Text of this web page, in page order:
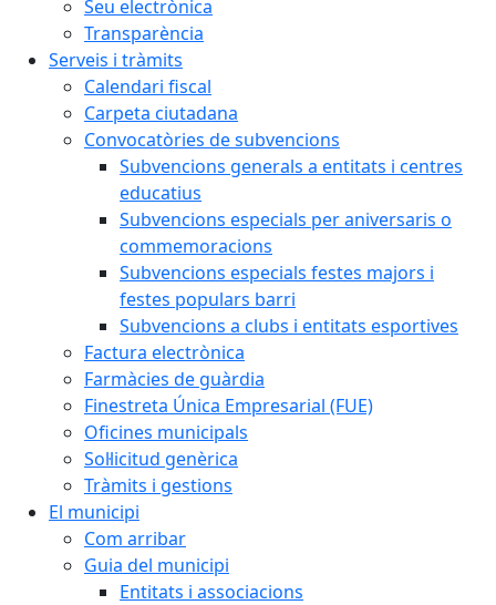
Seu electrònica
Transparència
Serveis i tràmits
Calendari fiscal
Carpeta ciutadana
Convocatòries de subvencions
Subvencions generals a entitats i centres
educatius
Subvencions especials per aniversaris o
commemoracions
Subvencions especials festes majors i
festes populars barri
Subvencions a clubs i entitats esportives
Factura electrònica
Farmàcies de guàrdia
Finestreta Única Empresarial (FUE)
Oficines municipals
Sol·licitud genèrica
Tràmits i gestions
El municipi
Com arribar
Guia del municipi
Entitats i associacions